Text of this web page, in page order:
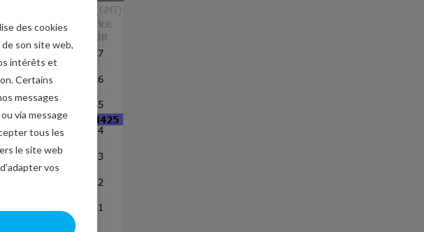
des cookies
son site web,
intérêts et
Certains
messages
via message
tous les
le site web
vos